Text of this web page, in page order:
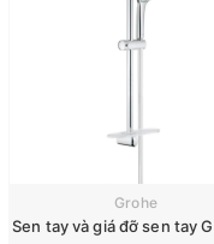
Grohe